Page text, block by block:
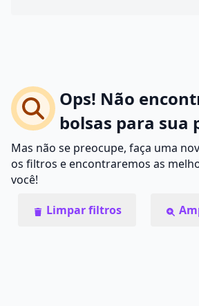
Ops! Não
bolsas para sua
Mas não se preocupe, faça uma
os filtros e encontraremos as
você!
Limpar filtros